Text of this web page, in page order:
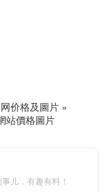
价格及圖片 »
站價格圖片
儿，有趣有料！